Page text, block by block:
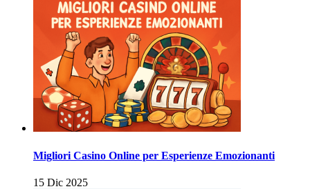
Migliori Casino Online per Esperienze Emozionanti
15 Dic 2025